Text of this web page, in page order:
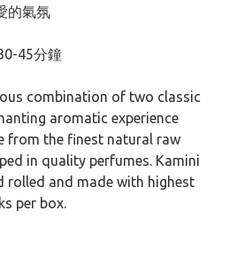
的氣氛
45分鐘
combination of two classic
aromatic experience
from the finest natural raw
in quality perfumes. Kamini
rolled and made with highest
per box.